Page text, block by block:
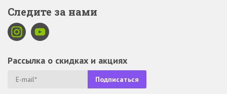
Следите за нами
Рассылка о скидках и акциях